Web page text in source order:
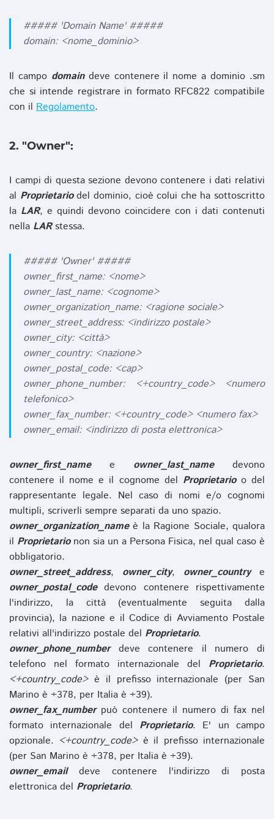
##### 'Domain Name' #####
domain: <nome_dominio>
Il campo domaindeve contenere il nome a dominio .sm
che si intende registrare in formato RFC822 compatibile
con il Regolamento.
2. "Owner":
I campi di questa sezione devono contenere i dati relativi
al Proprietariodel dominio, cioè colui che ha sottoscritto
la LAR, e quindi devono coincidere con i dati contenuti
nella LARstessa.
##### 'Owner' #####
owner_first_name: <nome>
owner_last_name: <cognome>
owner_organization_name: <ragione sociale>
owner_street_address: <indirizzo postale>
owner_city: <città>
owner_country: <nazione>
owner_postal_code: <cap>
owner_phone_number: <+country_code> <numero
telefonico>
owner_fax_number: <+country_code> <numero fax>
owner_email: <indirizzo di posta elettronica>
owner_first_namee owner_last_namedevono
contenere il nome e il cognome del Proprietarioo del
rappresentante legale. Nel caso di nomi e/o cognomi
multipli, scriverli sempre separati da uno spazio.
owner_organization_nameè la Ragione Sociale, qualora
il Proprietarionon sia un a Persona Fisica, nel qual caso è
obbligatorio.
owner_street_address, owner_city, owner_countrye
owner_postal_codedevono contenere rispettivamente
l'indirizzo, la città (eventualmente seguita dalla
provincia), la nazione e il Codice di Avviamento Postale
relativi all'indirizzo postale del Proprietario.
owner_phone_numberdeve contenere il numero di
telefono nel formato internazionale del Proprietario.
<+country_code>è il prefisso internazionale (per San
Marino è +378, per Italia è +39).
owner_fax_numberpuò contenere il numero di fax nel
formato internazionale del Proprietario. E' un campo
opzionale. <+country_code>è il prefisso internazionale
(per San Marino è +378, per Italia è +39).
owner_emaildeve contenere l'indirizzo di posta
elettronica del Proprietario.